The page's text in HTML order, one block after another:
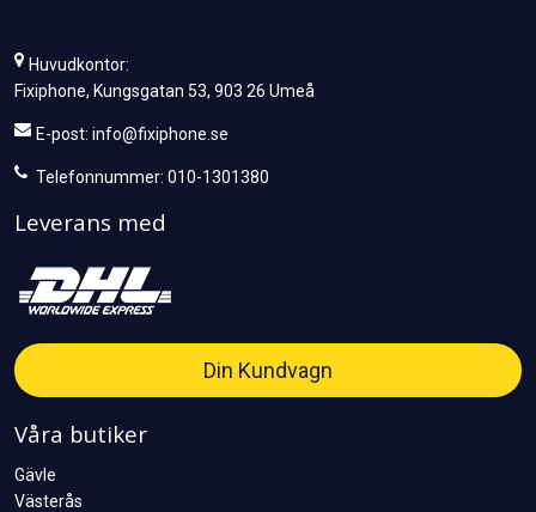
Huvudkontor:
Fixiphone, Kungsgatan 53, 903 26 Umeå
E-post: info@fixiphone.se
Telefonnummer: 010-1301380
Leverans med
Din Kundvagn
Våra butiker
Gävle
Västerås